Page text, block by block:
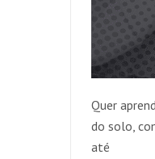
Quer
do solo,
até